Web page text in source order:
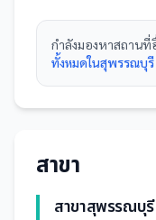
กำลังมองหาสถานที่
ทั้งหมดในสุพรรณบุรี
สาขา
สาขาสุพรรณบุรี